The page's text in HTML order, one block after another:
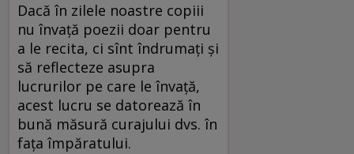
Dacă în zilele noastre copiii
nu învață poezii doar pentru
a le recita, ci sînt îndrumați și
să reflecteze asupra
lucrurilor pe care le învață,
acest lucru se datorează în
bună măsură curajului dvs. în
fața împăratului.